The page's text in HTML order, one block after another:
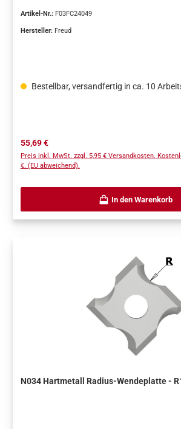
Artikel-Nr.: F03FC24049
Hersteller: Freud
Bestellbar, versandfertig in ca. 10
Regulärer Preis:
55,69 €
Preis inkl. MwSt. zzgl. 5,95 € Versandkosten.
€. (EU abweichend).
In den Warenkorb
N034 Hartmetall Radius-Wendeplatte -